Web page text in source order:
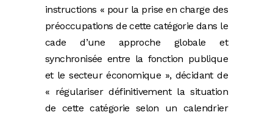
instructions « pour la prise en charge des
préoccupations de cette catégorie dans le
cade d’une approche globale et
synchronisée entre la fonction publique
et le secteur économique », décidant de
« régulariser définitivement la situation
de cette catégorie selon un calendrier